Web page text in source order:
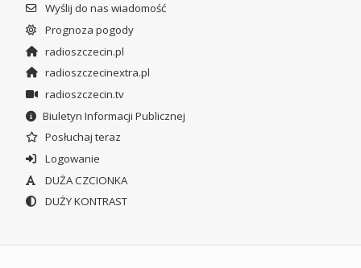
Wyślij do nas wiadomość
Prognoza pogody
radioszczecin.pl
radioszczecinextra.pl
radioszczecin.tv
Biuletyn Informacji Publicznej
Posłuchaj teraz
Logowanie
DUŻA CZCIONKA
DUŻY KONTRAST